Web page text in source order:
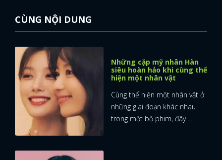
CÙNG NỘI DUNG
Những cặp mỹ nhân Hàn
siêu hoàn hảo khi cùng thể
hiện một nhân vật
Cùng thể hiện một nhân vật ở
những giai đoạn khác nhau
trong một bộ phim, đây ...